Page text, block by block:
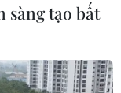
sàng tạo bất